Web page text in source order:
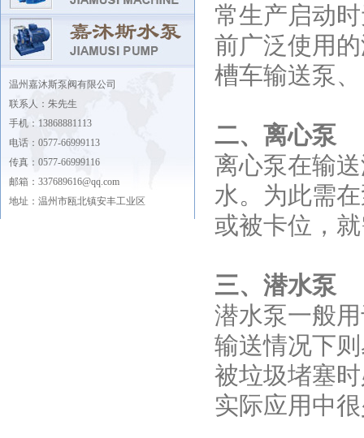
温州嘉沐斯泵阀有限公司
联系人：朱先生
手机：13868881113
电话：0577-66999113
传真：0577-66999116
邮箱：337689616@qq.com
地址：温州市瓯北镇安丰工业区
常生产启动
前广泛使用
槽车输送泵
二、离心泵
离心泵在输
水。为此需
或被卡位，
三、潜水泵
潜水泵一般
输送情况下
被垃圾堵塞
实际应用中